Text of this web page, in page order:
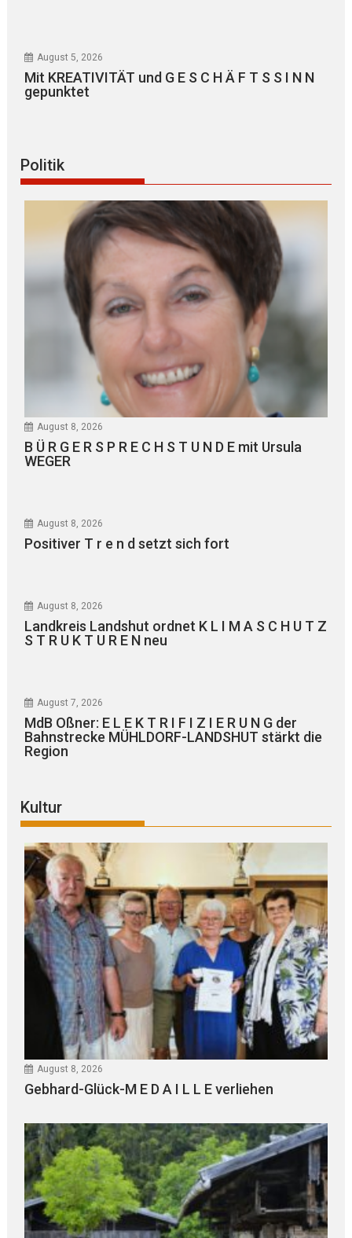
August 5, 2026
Mit KREATIVITÄT und G E S C H Ä F T S S I N N
gepunktet
Politik
August 8, 2026
B Ü R G E R S P R E C H S T U N D E mit Ursula
WEGER
August 8, 2026
Positiver T r e n d setzt sich fort
August 8, 2026
Landkreis Landshut ordnet K L I M A S C H U T Z
S T R U K T U R E N neu
August 7, 2026
MdB Oßner: E L E K T R I F I Z I E R U N G der
Bahnstrecke MÜHLDORF-LANDSHUT stärkt die
Region
Kultur
August 8, 2026
Gebhard-Glück-M E D A I L L E verliehen